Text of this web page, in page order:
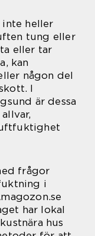
inte heller
tung eller
eller tar
kan
någon del
I
är dessa
frågor
i
har lokal
hus